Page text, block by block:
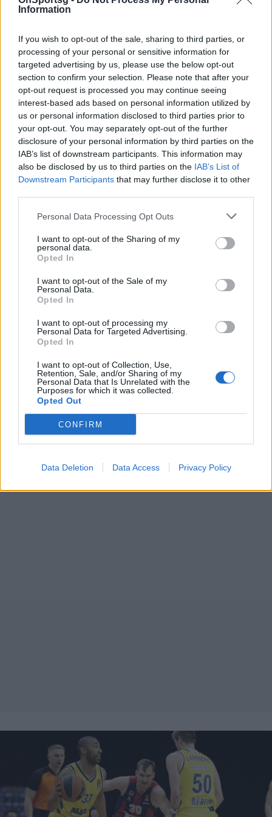
Information
If you wish to opt-out of the sale, sharing to third parties, or
processing of your personal or sensitive information for
targeted advertising by us, please use the below opt-out
section to confirm your selection. Please note that after your
opt-out request is processed you may continue seeing
interest-based ads based on personal information utilized by
us or personal information disclosed to third parties prior to
your opt-out. You may separately opt-out of the further
disclosure of your personal information by third parties on the
IAB’s list of downstream participants. This information may
also be disclosed by us to third parties on the IAB’s List of
Downstream Participants that may further disclose it to other
Personal Data Processing Opt Outs
I want to opt-out of the Sharing of my
personal data.
Opted In
I want to opt-out of the Sale of my
Personal Data.
Opted In
I want to opt-out of processing my
Personal Data for Targeted Advertising.
Opted In
I want to opt-out of Collection, Use,
Retention, Sale, and/or Sharing of my
Personal Data that Is Unrelated with the
Purposes for which it was collected.
Opted Out
CONFIRM
Data Deletion Data Access Privacy Policy
Photo 3/4
έκανε βήμα οκτάδας!